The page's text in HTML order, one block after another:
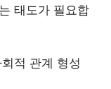
태도가 필요합
적 관계 형성